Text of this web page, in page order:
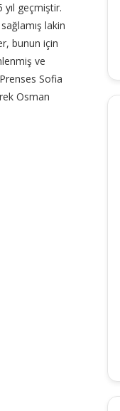
yıl geçmiştir.
lakin
bunun için
ve
Sofia
Osman